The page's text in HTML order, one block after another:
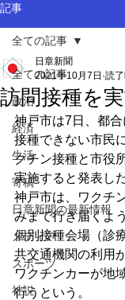
記事
全ての記事
政治
経済
生活
寄稿
日章新聞の最新情報
メディア
スポーツ
社説
全ての記事
訪問接種を
日章新聞
2021年10月7日 読
神戸市は7日、都
接種できない市民
クチン接種と市役
実施すると発表した
神戸市は、ワクチ
みまで行き届くよ
個別接種会場（診
共交通機関の利用
ワクチンカーが地
行うという。